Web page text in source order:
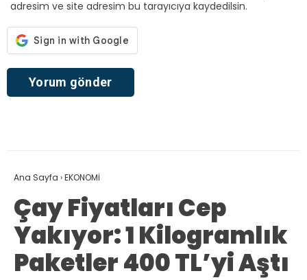
adresim ve site adresim bu tarayıcıya kaydedilsin.
Ana Sayfa ›EKONOMİ
Çay Fiyatları Cep
Yakıyor: 1 Kilogramlık
Paketler 400 TL’yi Aştı